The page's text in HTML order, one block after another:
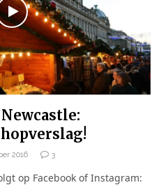
2016 3
op Facebook of Instagram: